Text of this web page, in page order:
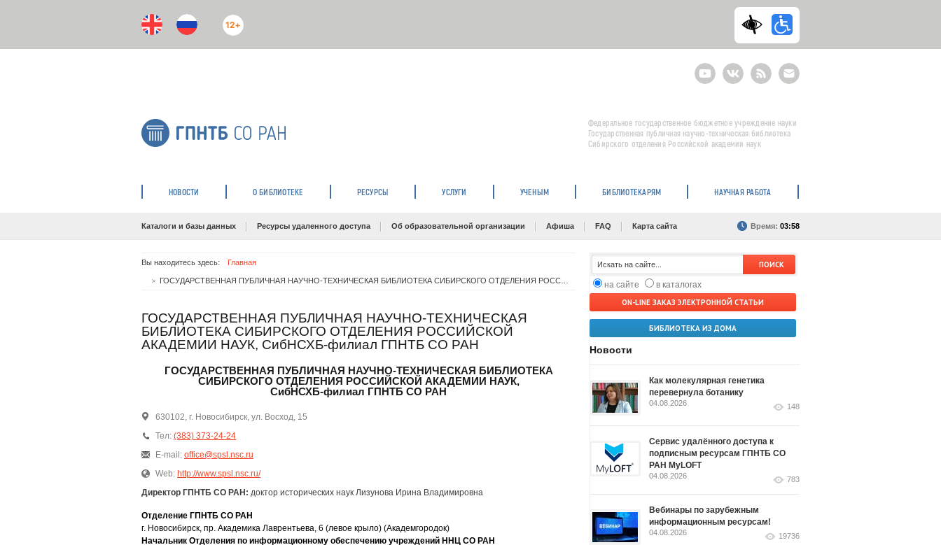
12+
YoutubeВКонтактеRSS
E-
mail
подписка
Федеральное государственное бюджетное учреждение науки
Государственная публичная научно-техническая библиотека
Сибирского отделения Российской академии наук
НОВОСТИ О БИБЛИОТЕКЕ РЕСУРСЫ УСЛУГИ УЧЕНЫМ БИБЛИОТЕКАРЯМ НАУЧНАЯ РАБОТА
Каталоги и базы данных Ресурсы удаленного доступа Об образовательной организации Афиша FAQ Карта сайта Время: 03:58
Вы находитесь здесь: Главная
ГОСУДАРСТВЕННАЯ ПУБЛИЧНАЯ НАУЧНО-ТЕХНИЧЕСКАЯ
БИБЛИОТЕКА СИБИРСКОГО ОТДЕЛЕНИЯ РОССИЙСКОЙ
АКАДЕМИИ НАУК, СибНСХБ-филиал ГПНТБ СО РАН
ГОСУДАРСТВЕННАЯ ПУБЛИЧНАЯ НАУЧНО-ТЕХНИЧЕСКАЯ БИБЛИОТЕКА
СИБИРСКОГО ОТДЕЛЕНИЯ РОССИЙСКОЙ АКАДЕМИИ НАУК,
СибНСХБ-филиал ГПНТБ СО РАН
630102, г. Новосибирск, ул. Восход, 15
Тел: (383) 373-24-24
E-mail: office@spsl.nsc.ru
Web: http://www.spsl.nsc.ru/
Директор ГПНТБ СО РАН: доктор исторических наук Лизунова Ирина Владимировна
Отделение ГПНТБ СО РАН
г. Новосибирск, пр. Академика Лаврентьева, 6 (левое крыло) (Академгородок)
Начальник Отделения по информационному обеспечению учреждений ННЦ СО РАН
на сайте
в каталогах
ON-LINE ЗАКАЗ ЭЛЕКТРОННОЙ СТАТЬИ
БИБЛИОТЕКА ИЗ ДОМА
Новости
Как молекулярная генетика
перевернула ботанику
04.08.2026 148
Сервис удалённого доступа к
подписным ресурсам ГПНТБ СО
РАН MyLOFT
04.08.2026 783
Вебинары по зарубежным
информационным ресурсам!
04.08.2026 19736